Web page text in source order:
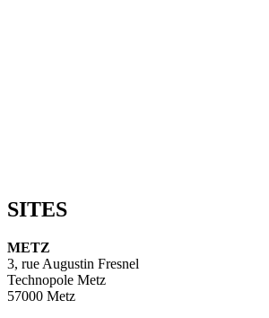
SITES
METZ
3, rue Augustin Fresnel
Technopole Metz
57000 Metz